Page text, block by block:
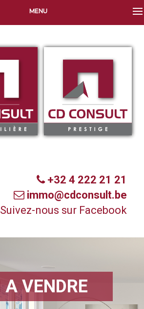
MENU
+32 4 222 21 21
immo@cdconsult.be
Suivez-nous sur Facebook
A VENDRE